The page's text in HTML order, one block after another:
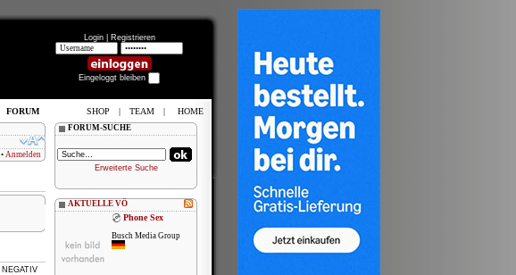
Login | Registrieren
Eingeloggt bleiben
• Anmelden
NEGATIV
FORUM-SUCHE
Erweiterte Suche
AKTUELLE VÖ
Phone Sex
Busch Media Group
FORUM SHOP | TEAM | HOME